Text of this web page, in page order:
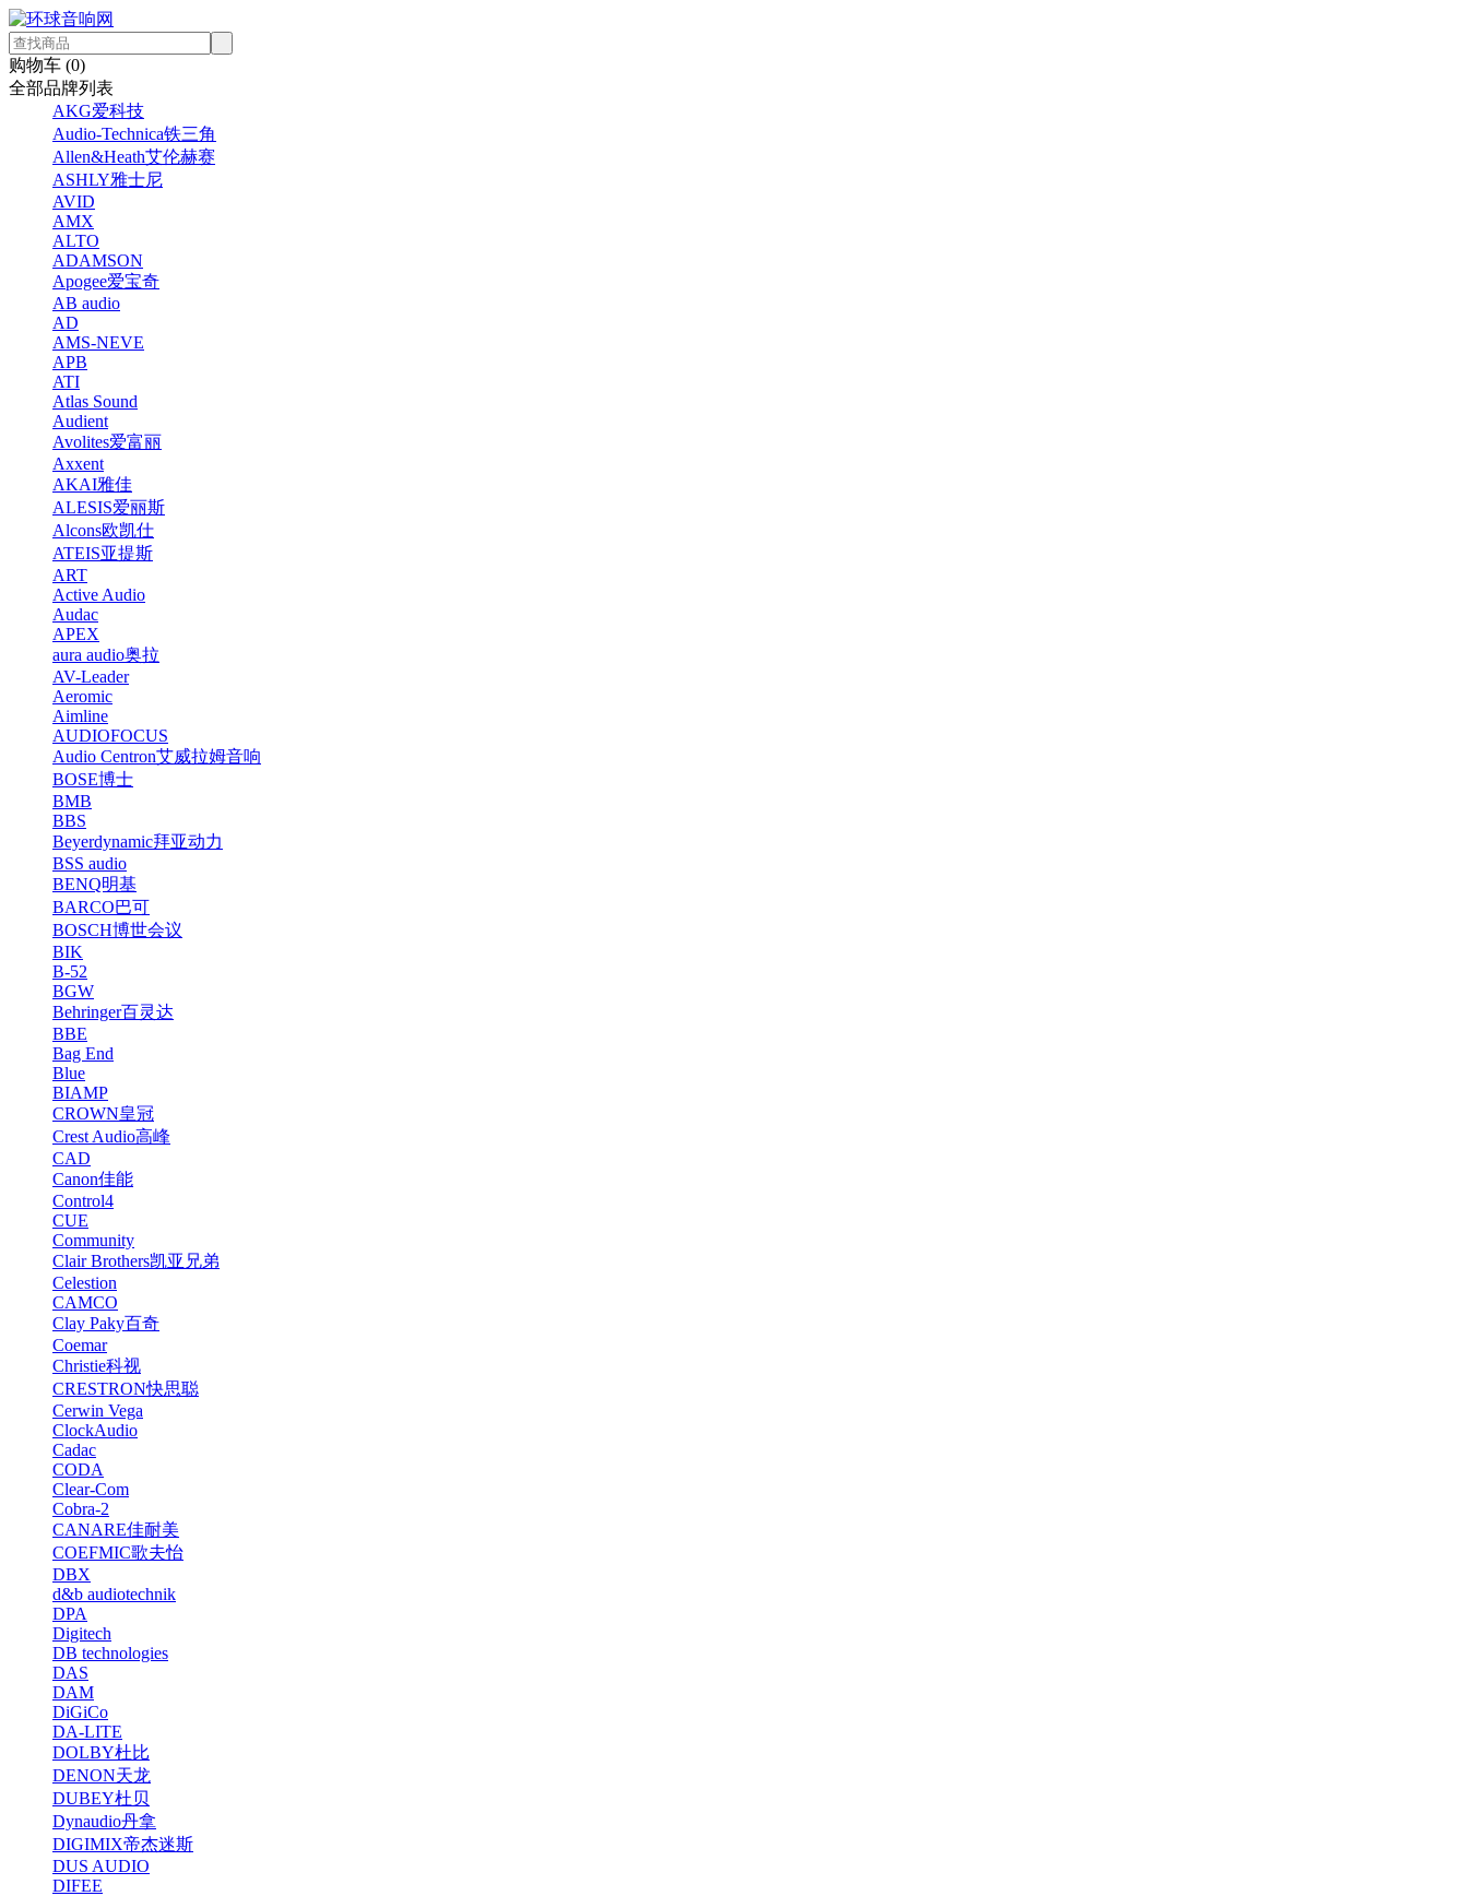
购物车 (0)
全部品牌列表
AKG爱科技
Audio-Technica铁三角
Allen&Heath艾伦赫赛
ASHLY雅士尼
AVID
AMX
ALTO
ADAMSON
Apogee爱宝奇
AB audio
AD
AMS-NEVE
APB
ATI
Atlas Sound
Audient
Avolites爱富丽
Axxent
AKAI雅佳
ALESIS爱丽斯
Alcons欧凯仕
ATEIS亚提斯
ART
Active Audio
Audac
APEX
aura audio奥拉
AV-Leader
Aeromic
Aimline
AUDIOFOCUS
Audio Centron艾威拉姆音响
BOSE博士
BMB
BBS
Beyerdynamic拜亚动力
BSS audio
BENQ明基
BARCO巴可
BOSCH博世会议
BIK
B-52
BGW
Behringer百灵达
BBE
Bag End
Blue
BIAMP
CROWN皇冠
Crest Audio高峰
CAD
Canon佳能
Control4
CUE
Community
Clair Brothers凯亚兄弟
Celestion
CAMCO
Clay Paky百奇
Coemar
Christie科视
CRESTRON快思聪
Cerwin Vega
ClockAudio
Cadac
CODA
Clear-Com
Cobra-2
CANARE佳耐美
COEFMIC歌夫怡
DBX
d&b audiotechnik
DPA
Digitech
DB technologies
DAS
DAM
DiGiCo
DA-LITE
DOLBY杜比
DENON天龙
DUBEY杜贝
Dynaudio丹拿
DIGIMIX帝杰迷斯
DUS AUDIO
DIFEE